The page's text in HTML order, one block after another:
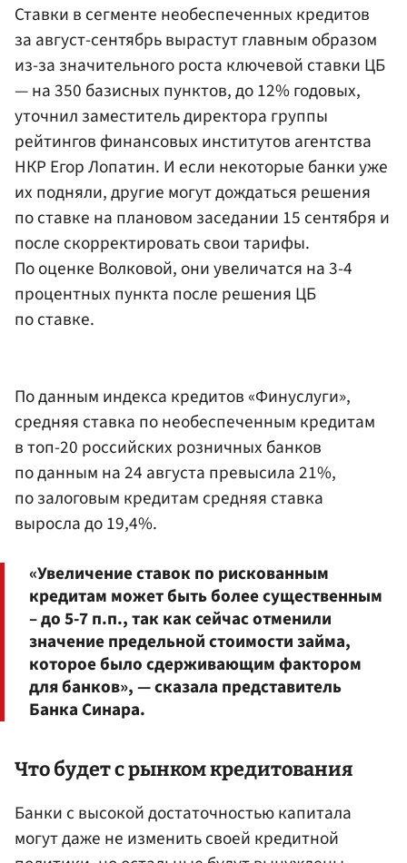
Ставки в сегменте необеспеченных кредитов
за август-сентябрь вырастут главным образом
из-за значительного роста ключевой ставки ЦБ
— на 350 базисных пунктов, до 12% годовых,
уточнил заместитель директора группы
рейтингов финансовых институтов агентства
НКР Егор Лопатин. И если некоторые банки уже
их подняли, другие могут дождаться решения
по ставке на плановом заседании 15 сентября и
после скорректировать свои тарифы.
По оценке Волковой, они увеличатся на 3-4
процентных пункта после решения ЦБ
по ставке.
По данным индекса кредитов «Финуслуги»,
средняя ставка по необеспеченным кредитам
в топ-20 российских розничных банков
по данным на 24 августа превысила 21%,
по залоговым кредитам средняя ставка
выросла до 19,4%.
«Увеличение ставок по рискованным
кредитам может быть более существенным
– до 5-7 п.п., так как сейчас отменили
значение предельной стоимости займа,
которое было сдерживающим фактором
для банков», — сказала представитель
Банка Синара.
Что будет с рынком кредитования
Банки с высокой достаточностью капитала
могут даже не изменить своей кредитной